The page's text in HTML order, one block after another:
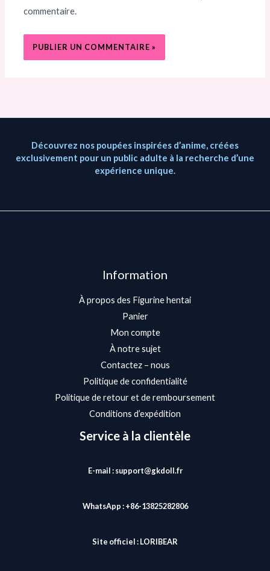
commentaire.
Découvrez nos poupées inspirées d’anime, créées
exclusivement pour un public adulte à la recherche d’une
expérience unique.
Information
À propos des Figurine hentai
Panier
Mon compte
À notre sujet
Contactez – nous
Politique de confidentialité
Politique de retour et de remboursement
Conditions d’expédition
Service à la clientèle
E-mail : support@gkdoll.fr
WhatsApp : +86-13825282806
Site officiel :LORIBEAR